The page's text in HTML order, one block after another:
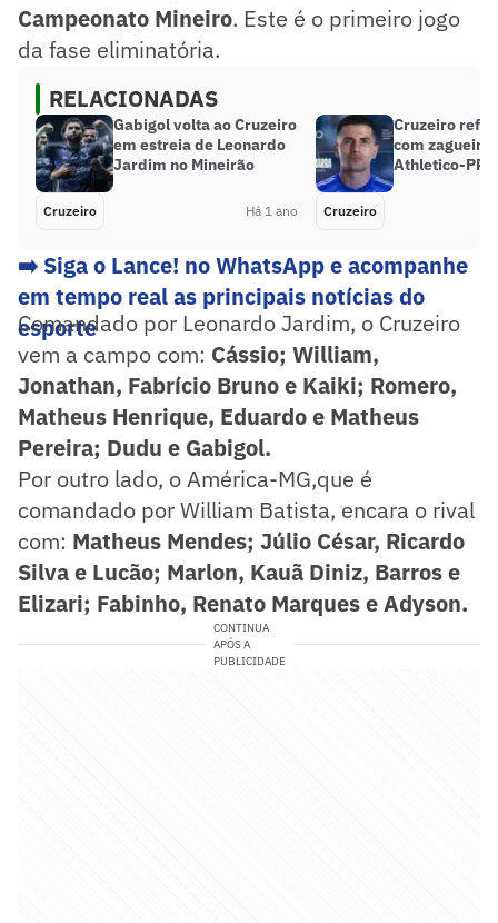
Campeonato Mineiro. Este é o primeiro jogo
da fase eliminatória.
RELACIONADAS
Gabigol volta ao Cruzeiro
em estreia de Leonardo
Jardim no Mineirão
Cruzeiro Há 1 ano
Cruzeiro
com zagueiro
Athletico-PR
Cruzeiro
➡️ Siga o Lance! no WhatsApp e acompanhe
em tempo real as principais notícias do
esporte
Comandado por Leonardo Jardim, o Cruzeiro
vem a campo com: Cássio; William,
Jonathan, Fabrício Bruno e Kaiki; Romero,
Matheus Henrique, Eduardo e Matheus
Pereira; Dudu e Gabigol.
Por outro lado, o América-MG,que é
comandado por William Batista, encara o rival
com: Matheus Mendes; Júlio César, Ricardo
Silva e Lucão; Marlon, Kauã Diniz, Barros e
Elizari; Fabinho, Renato Marques e Adyson.
CONTINUA
APÓS A
PUBLICIDADE